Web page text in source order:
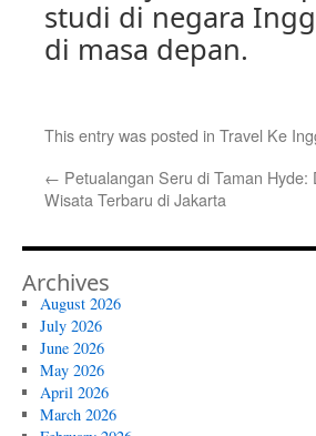
studi di negara
di masa depan.
This entry was posted in Travel Ke
← Petualangan Seru di Taman Hyde:
Wisata Terbaru di Jakarta
Archives
August 2026
July 2026
June 2026
May 2026
April 2026
March 2026